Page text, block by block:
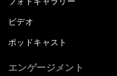
ビデオ
ポッドキャスト
エンゲージメント